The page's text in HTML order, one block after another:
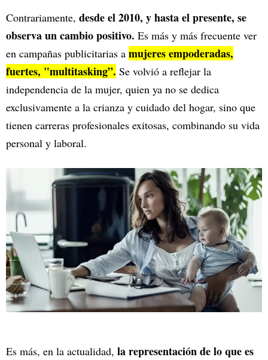
Contrariamente, desde el 2010, y hasta el presente, se
observa un cambio positivo. Es más y más frecuente ver
en campañas publicitarias a mujeres empoderadas,
fuertes, "multitasking”. Se volvió a reflejar la
independencia de la mujer, quien ya no se dedica
exclusivamente a la crianza y cuidado del hogar, sino que
tienen carreras profesionales exitosas, combinando su vida
personal y laboral.
Es más, en la actualidad, la representación de lo que es